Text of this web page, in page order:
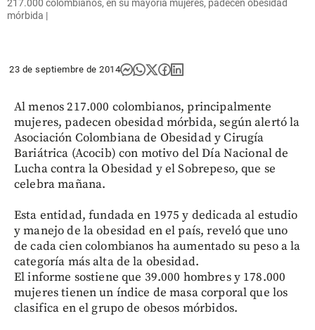
217.000 colombianos, en su mayoría mujeres, padecen obesidad
mórbida |
23 de septiembre de 2014
Al menos 217.000 colombianos, principalmente
mujeres, padecen obesidad mórbida, según alertó la
Asociación Colombiana de Obesidad y Cirugía
Bariátrica (Acocib) con motivo del Día Nacional de
Lucha contra la Obesidad y el Sobrepeso, que se
celebra mañana.
Esta entidad, fundada en 1975 y dedicada al estudio
y manejo de la obesidad en el país, reveló que uno
de cada cien colombianos ha aumentado su peso a la
categoría más alta de la obesidad.
El informe sostiene que 39.000 hombres y 178.000
mujeres tienen un índice de masa corporal que los
clasifica en el grupo de obesos mórbidos.